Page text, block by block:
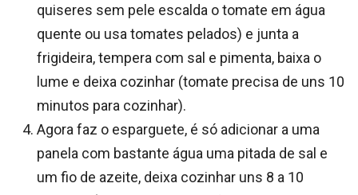
quiseres sem pele escalda o tomate em água
quente ou usa tomates pelados) e junta a
frigideira, tempera com sal e pimenta, baixa o
lume e deixa cozinhar (tomate precisa de uns 10
minutos para cozinhar).
Agora faz o esparguete, é só adicionar a uma
panela com bastante água uma pitada de sal e
um fio de azeite, deixa cozinhar uns 8 a 10